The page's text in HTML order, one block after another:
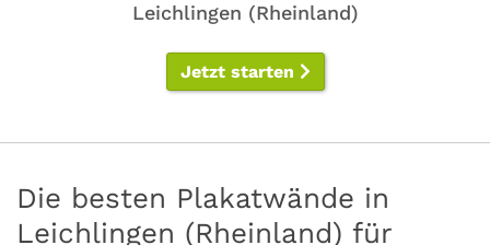
Leichlingen (Rheinland)
Jetzt starten
Die besten Plakatwände in
Leichlingen (Rheinland) für